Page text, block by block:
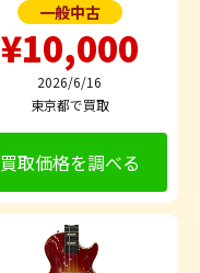
一般中古
¥10,000
2026/6/16
東京都で買取
買取価格を調べる